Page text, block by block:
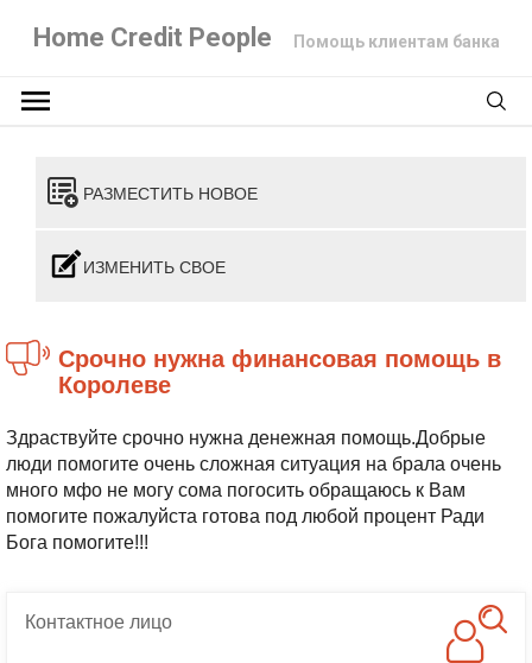
Home Credit People Помощь клиентам банка
РАЗМЕСТИТЬ НОВОЕ
ИЗМЕНИТЬ СВОЕ
срочно нужна финансовая помощь в
Королеве
Здраствуйте срочно нужна денежная помощь.Добрые
люди помогите очень сложная ситуация на брала очень
много мфо не могу сома погосить обращаюсь к Вам
помогите пожалуйста готова под любой процент Ради
Бога помогите!!!
Контактноелицо